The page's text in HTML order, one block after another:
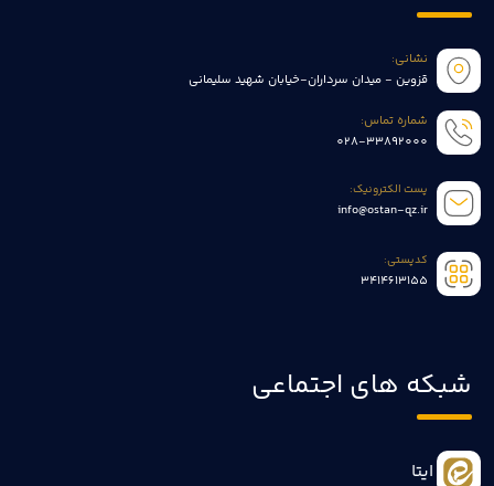
نشانی:
قزوین - میدان سرداران-خیابان شهید سلیمانی
شماره تماس:
028-33892000
پست الکترونیک:
info@ostan-qz.ir
کدپستی:
3414613155
شبکه های اجتماعی
ایتا